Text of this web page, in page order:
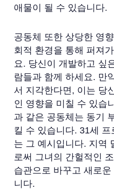
애물이 될 수 있습니다.
공동체 또한 상당한 영
회적 환경을 통해 퍼져
요. 당신이 개발하고 싶
람들과 함께 하세요. 만
서 지각한다면, 이는 당
인 영향을 미칠 수 있습
과 같은 공동체는 동기
킬 수 있습니다. 31세
는 그 예시입니다. 지역
로써 그녀의 간헐적인
습관으로 바꾸고 새로
니다.